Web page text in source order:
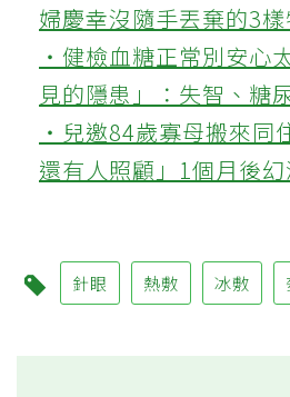
婦慶幸沒隨手丟棄的3
‧健檢血糖正常別安心
見的隱患」：失智、糖
‧兒邀84歲寡母搬來同
還有人照顧」1個月後
針眼 熱敷 冰敷